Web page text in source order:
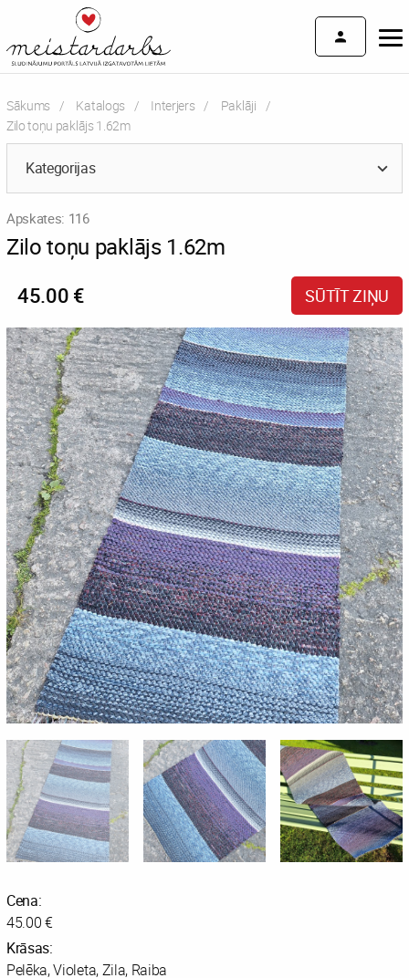
Sākums Katalogs Interjers
Paklāji
Current:
Zilo toņu paklājs 1.62m
Kategorijas
Apskates: 116
Zilo toņu paklājs 1.62m
45.00 € SŪTĪT ZIŅU
Cena:
45.00 €
Krāsas:
Pelēka, Violeta, Zila, Raiba